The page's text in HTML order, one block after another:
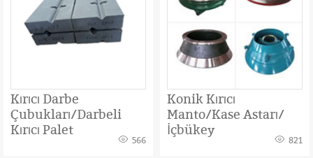
Kırıcı Darbe
Çubukları/Darbeli
Kırıcı Palet
566
Konik Kırıcı
Manto/Kase Astarı/
İçbükey
821